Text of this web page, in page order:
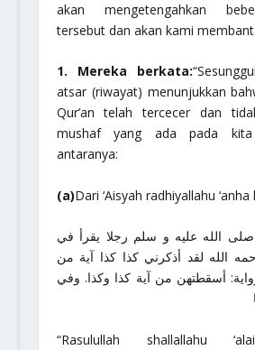
akan mengetengahkan
tersebut dan akan kami
1. Mereka berkata:
atsar (riwayat) menunjukkan
Qur’an telah tercecer dan
mushaf yang ada pada
antaranya:
(a)Dari ‘Aisyah radhiyallahu ‘anha
الله عليه و سلم رجلا يقرأ في
الله لقد أذكرني كذا كذا آية من
أسقطتهن من آية كذا وكذا. وفي
“Rasulullah shallallahu